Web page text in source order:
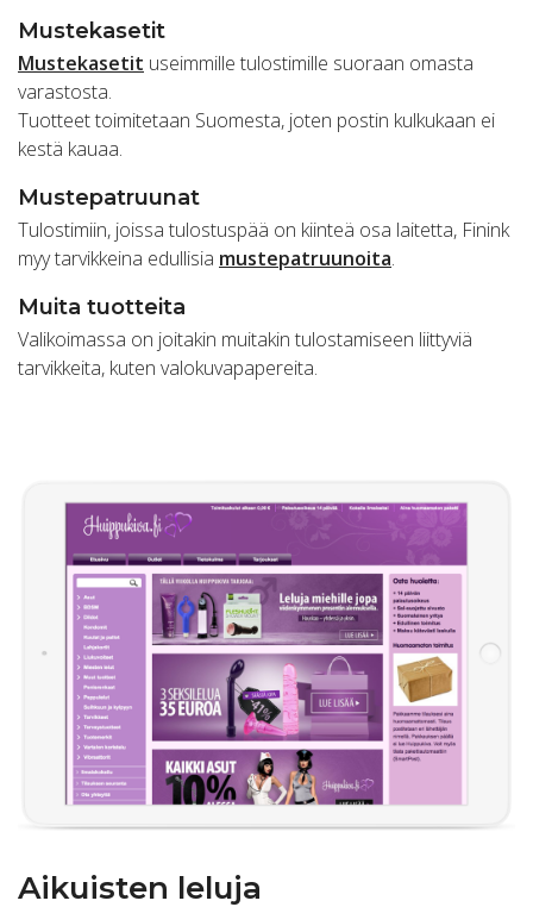
Mustekasetit
Mustekasetit useimmille tulostimille suoraan omasta
varastosta.
Tuotteet toimitetaan Suomesta, joten postin kulkukaan ei
kestä kauaa.
Mustepatruunat
Tulostimiin, joissa tulostuspää on kiinteä osa laitetta, Finink
myy tarvikkeina edullisia mustepatruunoita.
Muita tuotteita
Valikoimassa on joitakin muitakin tulostamiseen liittyviä
tarvikkeita, kuten valokuvapapereita.
Aikuisten leluja